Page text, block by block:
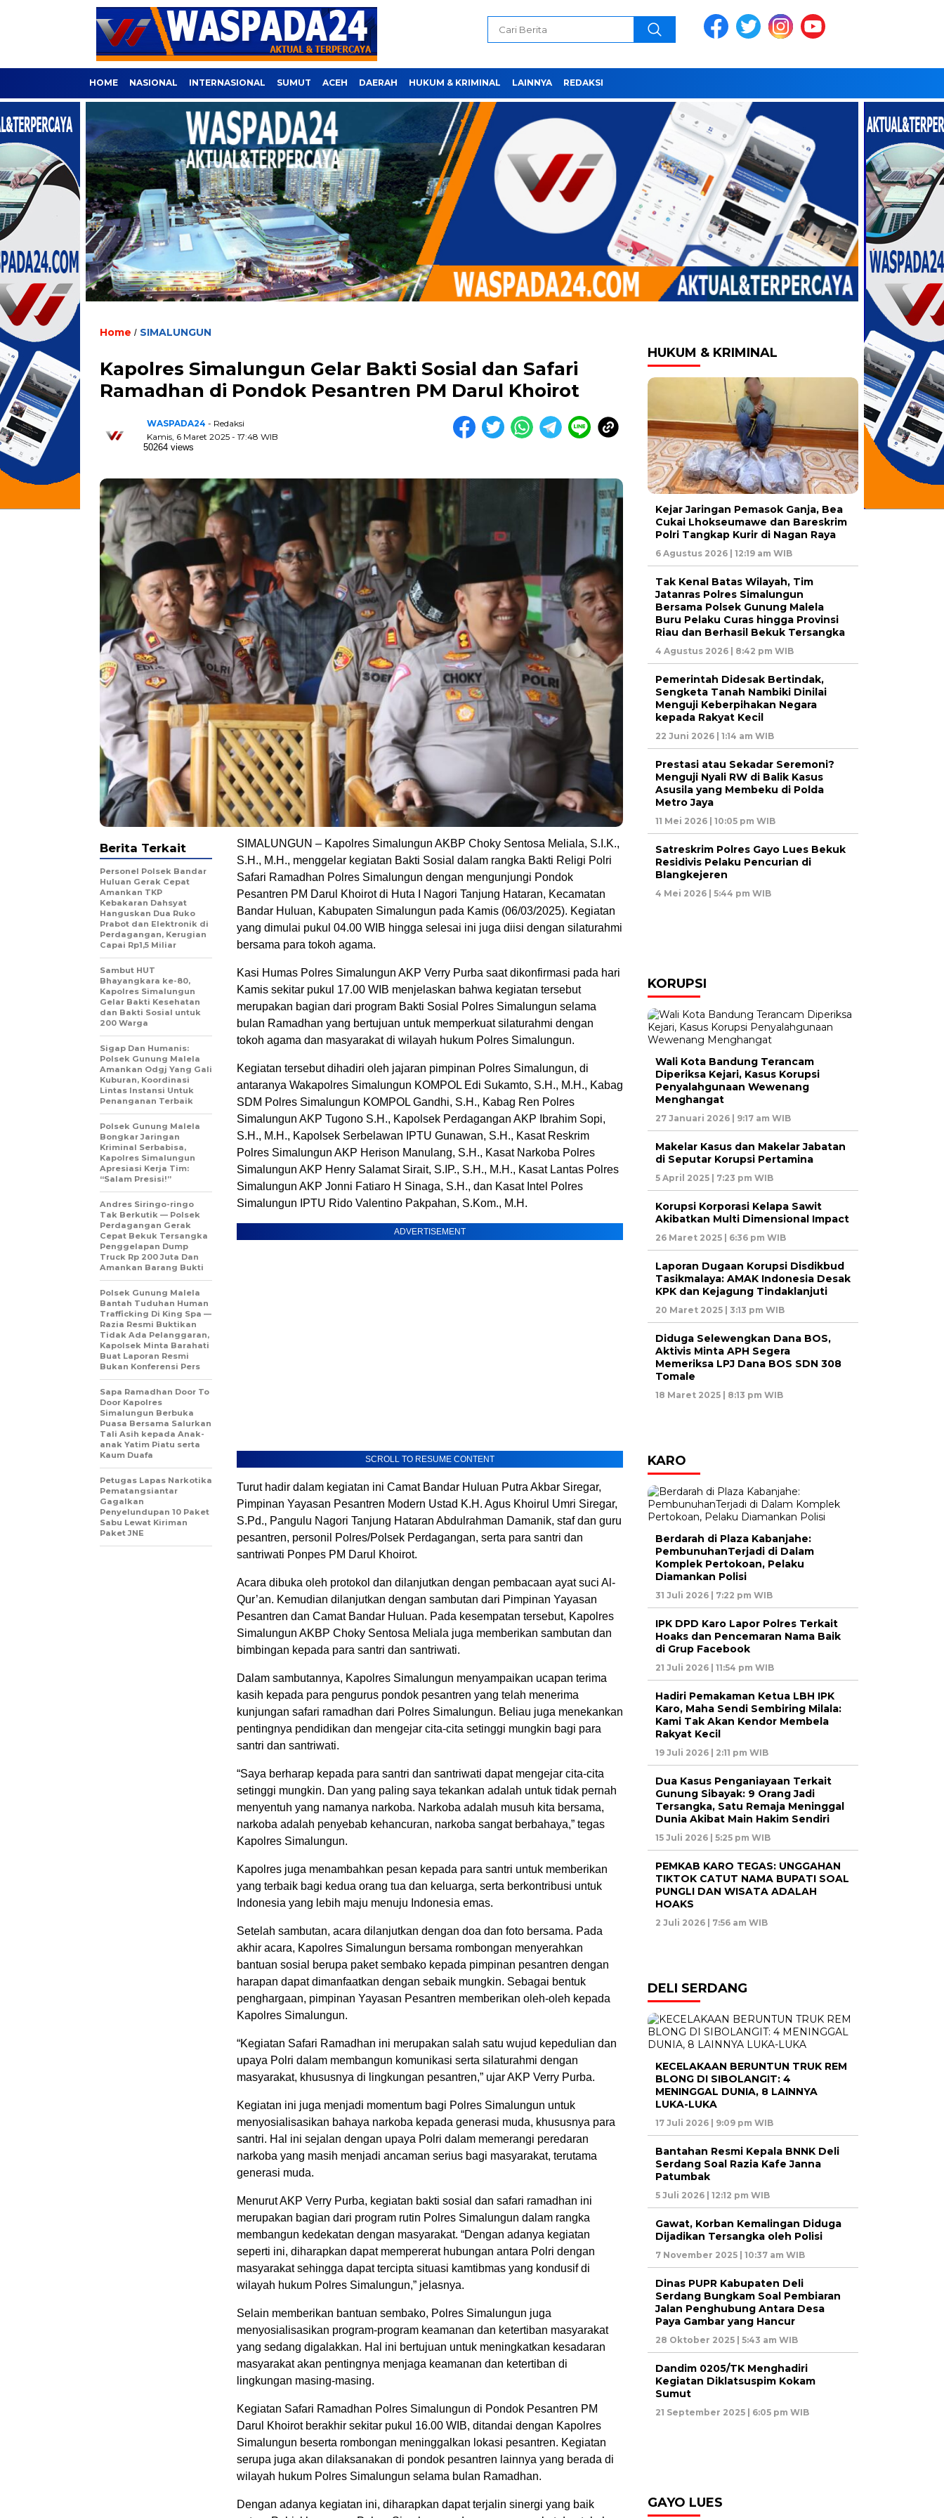
HOME NASIONAL INTERNASIONAL SUMUT ACEH DAERAH HUKUM & KRIMINAL LAINNYA REDAKSI
Home / SIMALUNGUN
Kapolres Simalungun Gelar Bakti Sosial dan Safari
Ramadhan di Pondok Pesantren PM Darul Khoirot
WASPADA24 - Redaksi
Kamis, 6 Maret 2025 - 17:48 WIB
50264 views
SIMALUNGUN – Kapolres Simalungun AKBP Choky Sentosa Meliala, S.I.K.,
S.H., M.H., menggelar kegiatan Bakti Sosial dalam rangka Bakti Religi Polri
Safari Ramadhan Polres Simalungun dengan mengunjungi Pondok
Pesantren PM Darul Khoirot di Huta I Nagori Tanjung Hataran, Kecamatan
Bandar Huluan, Kabupaten Simalungun pada Kamis (06/03/2025). Kegiatan
yang dimulai pukul 04.00 WIB hingga selesai ini juga diisi dengan silaturahmi
bersama para tokoh agama.
Kasi Humas Polres Simalungun AKP Verry Purba saat dikonfirmasi pada hari
Kamis sekitar pukul 17.00 WIB menjelaskan bahwa kegiatan tersebut
merupakan bagian dari program Bakti Sosial Polres Simalungun selama
bulan Ramadhan yang bertujuan untuk memperkuat silaturahmi dengan
tokoh agama dan masyarakat di wilayah hukum Polres Simalungun.
Kegiatan tersebut dihadiri oleh jajaran pimpinan Polres Simalungun, di
antaranya Wakapolres Simalungun KOMPOL Edi Sukamto, S.H., M.H., Kabag
SDM Polres Simalungun KOMPOL Gandhi, S.H., Kabag Ren Polres
Simalungun AKP Tugono S.H., Kapolsek Perdagangan AKP Ibrahim Sopi,
S.H., M.H., Kapolsek Serbelawan IPTU Gunawan, S.H., Kasat Reskrim
Polres Simalungun AKP Herison Manulang, S.H., Kasat Narkoba Polres
Simalungun AKP Henry Salamat Sirait, S.IP., S.H., M.H., Kasat Lantas Polres
Simalungun AKP Jonni Fatiaro H Sinaga, S.H., dan Kasat Intel Polres
Simalungun IPTU Rido Valentino Pakpahan, S.Kom., M.H.
ADVERTISEMENT
SCROLL TO RESUME CONTENT
Turut hadir dalam kegiatan ini Camat Bandar Huluan Putra Akbar Siregar,
Pimpinan Yayasan Pesantren Modern Ustad K.H. Agus Khoirul Umri Siregar,
S.Pd., Pangulu Nagori Tanjung Hataran Abdulrahman Damanik, staf dan guru
pesantren, personil Polres/Polsek Perdagangan, serta para santri dan
santriwati Ponpes PM Darul Khoirot.
Acara dibuka oleh protokol dan dilanjutkan dengan pembacaan ayat suci Al-
Qur’an. Kemudian dilanjutkan dengan sambutan dari Pimpinan Yayasan
Pesantren dan Camat Bandar Huluan. Pada kesempatan tersebut, Kapolres
Simalungun AKBP Choky Sentosa Meliala juga memberikan sambutan dan
bimbingan kepada para santri dan santriwati.
Dalam sambutannya, Kapolres Simalungun menyampaikan ucapan terima
kasih kepada para pengurus pondok pesantren yang telah menerima
kunjungan safari ramadhan dari Polres Simalungun. Beliau juga menekankan
pentingnya pendidikan dan mengejar cita-cita setinggi mungkin bagi para
santri dan santriwati.
“Saya berharap kepada para santri dan santriwati dapat mengejar cita-cita
setinggi mungkin. Dan yang paling saya tekankan adalah untuk tidak pernah
menyentuh yang namanya narkoba. Narkoba adalah musuh kita bersama,
narkoba adalah penyebab kehancuran, narkoba sangat berbahaya,” tegas
Kapolres Simalungun.
Kapolres juga menambahkan pesan kepada para santri untuk memberikan
yang terbaik bagi kedua orang tua dan keluarga, serta berkontribusi untuk
Indonesia yang lebih maju menuju Indonesia emas.
Setelah sambutan, acara dilanjutkan dengan doa dan foto bersama. Pada
akhir acara, Kapolres Simalungun bersama rombongan menyerahkan
bantuan sosial berupa paket sembako kepada pimpinan pesantren dengan
harapan dapat dimanfaatkan dengan sebaik mungkin. Sebagai bentuk
penghargaan, pimpinan Yayasan Pesantren memberikan oleh-oleh kepada
Kapolres Simalungun.
“Kegiatan Safari Ramadhan ini merupakan salah satu wujud kepedulian dan
upaya Polri dalam membangun komunikasi serta silaturahmi dengan
masyarakat, khususnya di lingkungan pesantren,” ujar AKP Verry Purba.
Kegiatan ini juga menjadi momentum bagi Polres Simalungun untuk
menyosialisasikan bahaya narkoba kepada generasi muda, khususnya para
santri. Hal ini sejalan dengan upaya Polri dalam memerangi peredaran
narkoba yang masih menjadi ancaman serius bagi masyarakat, terutama
generasi muda.
Menurut AKP Verry Purba, kegiatan bakti sosial dan safari ramadhan ini
merupakan bagian dari program rutin Polres Simalungun dalam rangka
membangun kedekatan dengan masyarakat. “Dengan adanya kegiatan
seperti ini, diharapkan dapat mempererat hubungan antara Polri dengan
masyarakat sehingga dapat tercipta situasi kamtibmas yang kondusif di
wilayah hukum Polres Simalungun,” jelasnya.
Selain memberikan bantuan sembako, Polres Simalungun juga
menyosialisasikan program-program keamanan dan ketertiban masyarakat
yang sedang digalakkan. Hal ini bertujuan untuk meningkatkan kesadaran
masyarakat akan pentingnya menjaga keamanan dan ketertiban di
lingkungan masing-masing.
Kegiatan Safari Ramadhan Polres Simalungun di Pondok Pesantren PM
Darul Khoirot berakhir sekitar pukul 16.00 WIB, ditandai dengan Kapolres
Simalungun beserta rombongan meninggalkan lokasi pesantren. Kegiatan
serupa juga akan dilaksanakan di pondok pesantren lainnya yang berada di
wilayah hukum Polres Simalungun selama bulan Ramadhan.
Dengan adanya kegiatan ini, diharapkan dapat terjalin sinergi yang baik
Berita Terkait
Personel Polsek Bandar
Huluan Gerak Cepat
Amankan TKP
Kebakaran Dahsyat
Hanguskan Dua Ruko
Prabot dan Elektronik di
Perdagangan, Kerugian
Capai Rp1,5 Miliar
Sambut HUT
Bhayangkara ke-80,
Kapolres Simalungun
Gelar Bakti Kesehatan
dan Bakti Sosial untuk
200 Warga
Sigap Dan Humanis:
Polsek Gunung Malela
Amankan Odgj Yang Gali
Kuburan, Koordinasi
Lintas Instansi Untuk
Penanganan Terbaik
Polsek Gunung Malela
Bongkar Jaringan
Kriminal Serbabisa,
Kapolres Simalungun
Apresiasi Kerja Tim:
“Salam Presisi!”
Andres Siringo-ringo
Tak Berkutik — Polsek
Perdagangan Gerak
Cepat Bekuk Tersangka
Penggelapan Dump
Truck Rp 200 Juta Dan
Amankan Barang Bukti
Polsek Gunung Malela
Bantah Tuduhan Human
Trafficking Di King Spa —
Razia Resmi Buktikan
Tidak Ada Pelanggaran,
Kapolsek Minta Barahati
Buat Laporan Resmi
Bukan Konferensi Pers
Sapa Ramadhan Door To
Door Kapolres
Simalungun Berbuka
Puasa Bersama Salurkan
Tali Asih kepada Anak-
anak Yatim Piatu serta
Kaum Duafa
Petugas Lapas Narkotika
Pematangsiantar
Gagalkan
Penyelundupan 10 Paket
Sabu Lewat Kiriman
Paket JNE
HUKUM & KRIMINAL
Kejar Jaringan Pemasok Ganja, Bea
Cukai Lhokseumawe dan Bareskrim
Polri Tangkap Kurir di Nagan Raya
6 Agustus 2026 | 12:19 am WIB
Tak Kenal Batas Wilayah, Tim
Jatanras Polres Simalungun
Bersama Polsek Gunung Malela
Buru Pelaku Curas hingga Provinsi
Riau dan Berhasil Bekuk Tersangka
4 Agustus 2026 | 8:42 pm WIB
Pemerintah Didesak Bertindak,
Sengketa Tanah Nambiki Dinilai
Menguji Keberpihakan Negara
kepada Rakyat Kecil
22 Juni 2026 | 1:14 am WIB
Prestasi atau Sekadar Seremoni?
Menguji Nyali RW di Balik Kasus
Asusila yang Membeku di Polda
Metro Jaya
11 Mei 2026 | 10:05 pm WIB
Satreskrim Polres Gayo Lues Bekuk
Residivis Pelaku Pencurian di
Blangkejeren
4 Mei 2026 | 5:44 pm WIB
KORUPSI
Wali Kota Bandung Terancam
Diperiksa Kejari, Kasus Korupsi
Penyalahgunaan Wewenang
Menghangat
27 Januari 2026 | 9:17 am WIB
Makelar Kasus dan Makelar Jabatan
di Seputar Korupsi Pertamina
5 April 2025 | 7:23 pm WIB
Korupsi Korporasi Kelapa Sawit
Akibatkan Multi Dimensional Impact
26 Maret 2025 | 6:36 pm WIB
Laporan Dugaan Korupsi Disdikbud
Tasikmalaya: AMAK Indonesia Desak
KPK dan Kejagung Tindaklanjuti
20 Maret 2025 | 3:13 pm WIB
Diduga Selewengkan Dana BOS,
Aktivis Minta APH Segera
Memeriksa LPJ Dana BOS SDN 308
Tomale
18 Maret 2025 | 8:13 pm WIB
KARO
Berdarah di Plaza Kabanjahe:
PembunuhanTerjadi di Dalam
Komplek Pertokoan, Pelaku
Diamankan Polisi
31 Juli 2026 | 7:22 pm WIB
IPK DPD Karo Lapor Polres Terkait
Hoaks dan Pencemaran Nama Baik
di Grup Facebook
21 Juli 2026 | 11:54 pm WIB
Hadiri Pemakaman Ketua LBH IPK
Karo, Maha Sendi Sembiring Milala:
Kami Tak Akan Kendor Membela
Rakyat Kecil
19 Juli 2026 | 2:11 pm WIB
Dua Kasus Penganiayaan Terkait
Gunung Sibayak: 9 Orang Jadi
Tersangka, Satu Remaja Meninggal
Dunia Akibat Main Hakim Sendiri
15 Juli 2026 | 5:25 pm WIB
PEMKAB KARO TEGAS: UNGGAHAN
TIKTOK CATUT NAMA BUPATI SOAL
PUNGLI DAN WISATA ADALAH
HOAKS
2 Juli 2026 | 7:56 am WIB
DELI SERDANG
KECELAKAAN BERUNTUN TRUK REM
BLONG DI SIBOLANGIT: 4
MENINGGAL DUNIA, 8 LAINNYA
LUKA-LUKA
17 Juli 2026 | 9:09 pm WIB
Bantahan Resmi Kepala BNNK Deli
Serdang Soal Razia Kafe Janna
Patumbak
5 Juli 2026 | 12:12 pm WIB
Gawat, Korban Kemalingan Diduga
Dijadikan Tersangka oleh Polisi
7 November 2025 | 10:37 am WIB
Dinas PUPR Kabupaten Deli
Serdang Bungkam Soal Pembiaran
Jalan Penghubung Antara Desa
Paya Gambar yang Hancur
28 Oktober 2025 | 5:43 am WIB
Dandim 0205/TK Menghadiri
Kegiatan Diklatsuspim Kokam
Sumut
21 September 2025 | 6:05 pm WIB
GAYO LUES